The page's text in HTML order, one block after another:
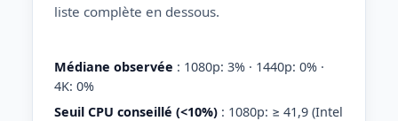
liste complète en dessous.
Médiane observée : 1080p: 3% · 1440p: 0% ·
4K: 0%
Seuil CPU conseillé (<10%) : 1080p: ≥ 41,9 (Intel